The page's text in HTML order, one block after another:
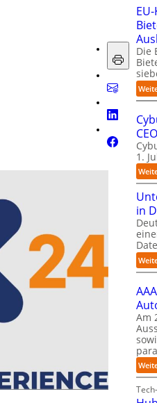
Die
CEO
1.
in
Am